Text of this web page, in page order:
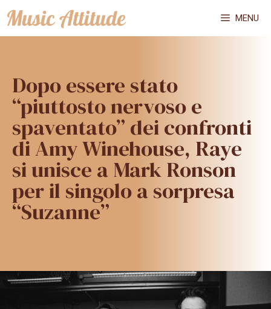
Vai
al
MENU
Dopo essere stato
“piuttosto nervoso e
spaventato” dei confronti
di Amy Winehouse, Raye
si unisce a Mark Ronson
per il singolo a sorpresa
“Suzanne”